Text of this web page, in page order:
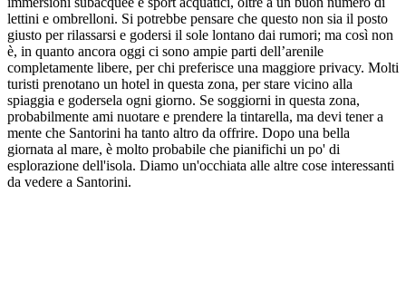
lettini e ombrelloni. Si potrebbe pensare che questo non sia il posto
giusto per rilassarsi e godersi il sole lontano dai rumori; ma così non
è, in quanto ancora oggi ci sono ampie parti dell’arenile
completamente libere, per chi preferisce una maggiore privacy. Molti
turisti prenotano un hotel in questa zona, per stare vicino alla
spiaggia e godersela ogni giorno. Se soggiorni in questa zona,
probabilmente ami nuotare e prendere la tintarella, ma devi tener a
mente che Santorini ha tanto altro da offrire. Dopo una bella
giornata al mare, è molto probabile che pianifichi un po' di
esplorazione dell'isola. Diamo un'occhiata alle altre cose interessanti
da vedere a Santorini.